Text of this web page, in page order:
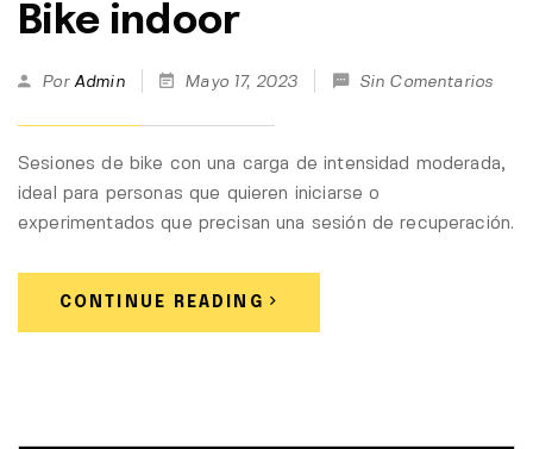
Bike indoor
Por Admin Mayo 17, 2023 Sin Comentarios
Sesiones de bike con una carga de intensidad moderada,
ideal para personas que quieren iniciarse o
experimentados que precisan una sesión de recuperación.
CONTINUE READING